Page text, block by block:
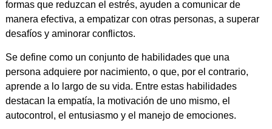
formas que reduzcan el estrés, ayuden a comunicar de
manera efectiva, a empatizar con otras personas, a superar
desafíos y aminorar conflictos.
Se define como un conjunto de habilidades que una
persona adquiere por nacimiento, o que, por el contrario,
aprende a lo largo de su vida. Entre estas habilidades
destacan la empatía, la motivación de uno mismo, el
autocontrol, el entusiasmo y el manejo de emociones.